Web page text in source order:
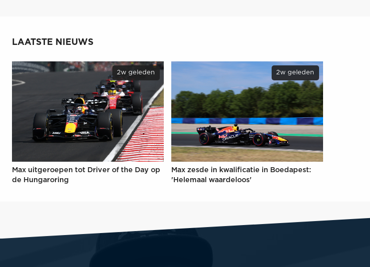
LAATSTE NIEUWS
2w geleden
Max uitgeroepen tot Driver of the Day op
de Hungaroring
2w geleden
Max zesde in kwalificatie in Boedapest:
'Helemaal waardeloos'